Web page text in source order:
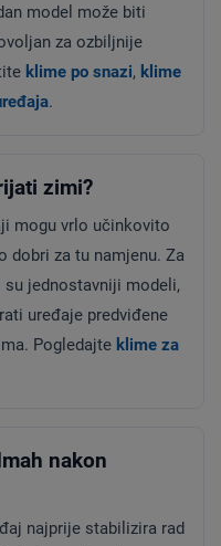
model može biti
za ozbiljnije
klime po snazi, klime
.
zimi?
mogu vrlo učinkovito
dobri za tu namjenu. Za
jednostavniji modeli,
uređaje predviđene
Pogledajte klime za
nakon
najprije stabilizira rad